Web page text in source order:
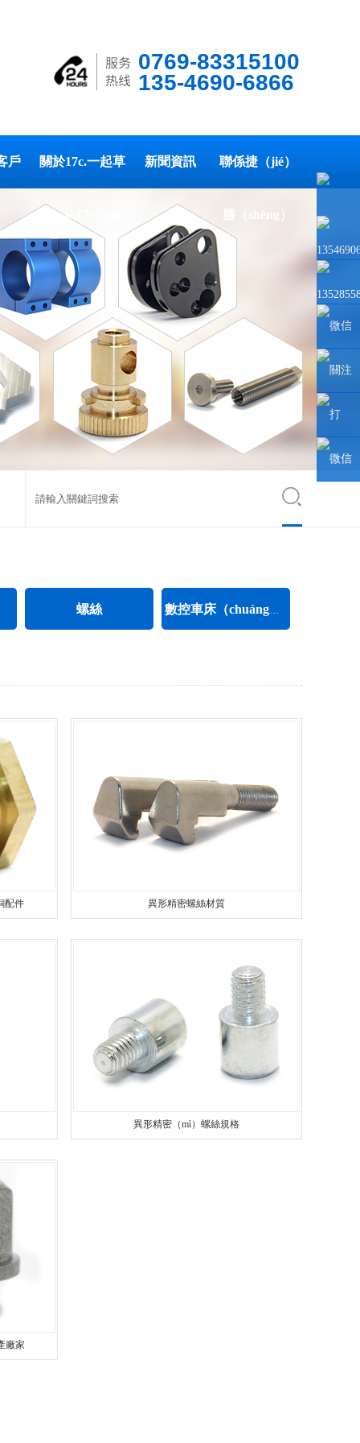
0769-83315100
135-4690-6866
戶 關於17c.一起草
www.17c.com
新聞資訊 聯係捷（jié）
勝（shèng）
絲
螺絲
電子（zǐ）螺絲
定製（zhì）螺絲
精密螺絲
異形（xíng）螺絲
數控車床（chuáng）加工
不鏽（xiù）鋼件數控（kòng）車床加工
精密數控車床加工
數控車（chē）床加工零件
銅件數（shù）控車床加工（gōng）
配件 異形精密螺絲材質
異形精密（mì）螺絲規格
廠家
微信
聯係人
（rén）
關注
微信
（xìn）
打
（dǎ）
微信